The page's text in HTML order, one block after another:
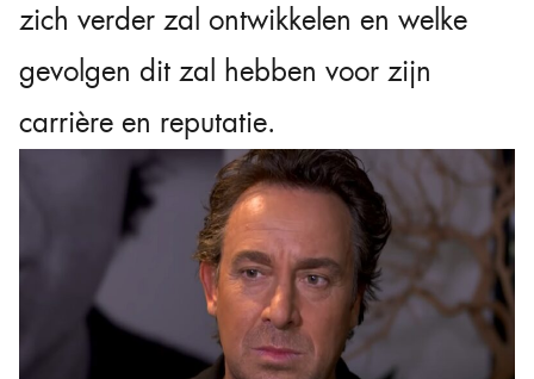
zich verder zal ontwikkelen en welke
gevolgen dit zal hebben voor zijn
carrière en reputatie.